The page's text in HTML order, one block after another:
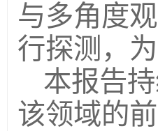
与多角度
行探测，
本报告
该领域的